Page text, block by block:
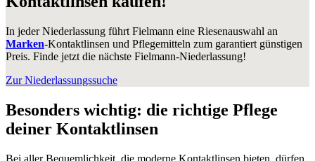
In jeder Niederlassung führt Fielmann eine Riesenauswahl an
Marken-Kontaktlinsen und Pflegemitteln zum garantiert günstigen
Preis. Finde jetzt die nächste Fielmann-Niederlassung!
Zur Niederlassungssuche
Besonders wichtig: die richtige Pflege
deiner Kontaktlinsen
Bei aller Bequemlichkeit, die moderne Kontaktlinsen bieten, dürfen